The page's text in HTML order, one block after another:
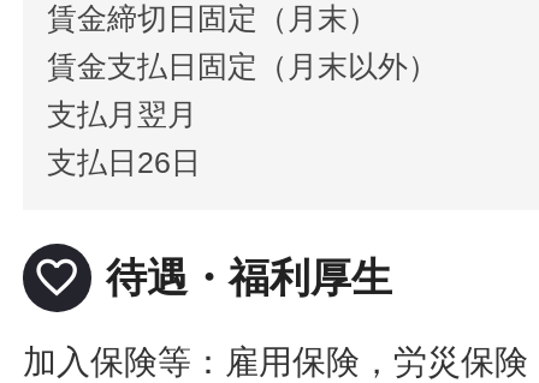
賃金締切日固定（月末）
賃金支払日固定（月末以外）
支払月翌月
支払日26日
favorite_border 待遇・福利厚生
加入保険等：雇用保険，労災保